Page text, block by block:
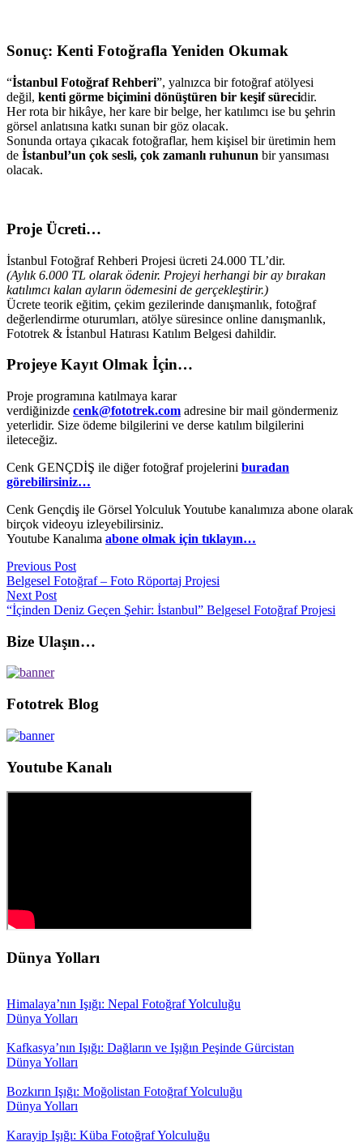
Sonuç: Kenti Fotoğrafla Yeniden Okumak
“İstanbul Fotoğraf Rehberi”, yalnızca bir fotoğraf atölyesi
değil, kenti görme biçimini dönüştüren bir keşif sürecidir.
Her rota bir hikâye, her kare bir belge, her katılımcı ise bu şehrin
görsel anlatısına katkı sunan bir göz olacak.
Sonunda ortaya çıkacak fotoğraflar, hem kişisel bir üretimin hem
de İstanbul’un çok sesli, çok zamanlı ruhunun bir yansıması
olacak.
Proje Ücreti…
İstanbul Fotoğraf Rehberi Projesi ücreti 24.000 TL’dir.
(Aylık 6.000 TL olarak ödenir. Projeyi herhangi bir ay bırakan
katılımcı kalan ayların ödemesini de gerçekleştirir.)
Ücrete teorik eğitim, çekim gezilerinde danışmanlık, fotoğraf
değerlendirme oturumları, atölye süresince online danışmanlık,
Fototrek & İstanbul Hatırası Katılım Belgesi dahildir.
Projeye Kayıt Olmak İçin…
Proje programına katılmaya karar
verdiğinizde cenk@fototrek.com adresine bir mail göndermeniz
yeterlidir. Size ödeme bilgilerini ve derse katılım bilgilerini
ileteceğiz.
Cenk GENÇDİŞ ile diğer fotoğraf projelerini buradan
görebilirsiniz…
Cenk Gençdiş ile Görsel Yolculuk Youtube kanalımıza abone olarak
birçok videoyu izleyebilirsiniz.
Youtube Kanalıma abone olmak için tıklayın…
Previous Post
Belgesel Fotoğraf – Foto Röportaj Projesi
Next Post
“İçinden Deniz Geçen Şehir: İstanbul” Belgesel Fotoğraf Projesi
Bize Ulaşın…
Fototrek Blog
Youtube Kanalı
Dünya Yolları
Himalaya’nın Işığı: Nepal Fotoğraf Yolculuğu
Dünya Yolları
Kafkasya’nın Işığı: Dağların ve Işığın Peşinde Gürcistan
Dünya Yolları
Bozkırın Işığı: Moğolistan Fotoğraf Yolculuğu
Dünya Yolları
Karayip Işığı: Küba Fotoğraf Yolculuğu